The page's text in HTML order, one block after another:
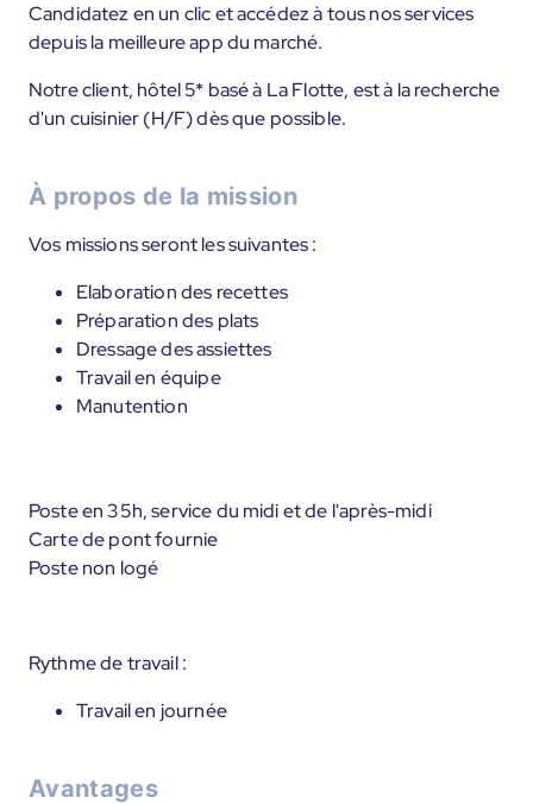
Candidatez en un clic et accédez à tous nos services
depuis la meilleure app du marché.
Notre client, hôtel 5* basé à La Flotte, est à la recherche
d'un cuisinier (H/F) dès que possible.
À propos de la mission
Vos missions seront les suivantes :
Elaboration des recettes
Préparation des plats
Dressage des assiettes
Travail en équipe
Manutention
Poste en 35h, service du midi et de l'après-midi
Carte de pont fournie
Poste non logé
Rythme de travail :
Travail en journée
Avantages